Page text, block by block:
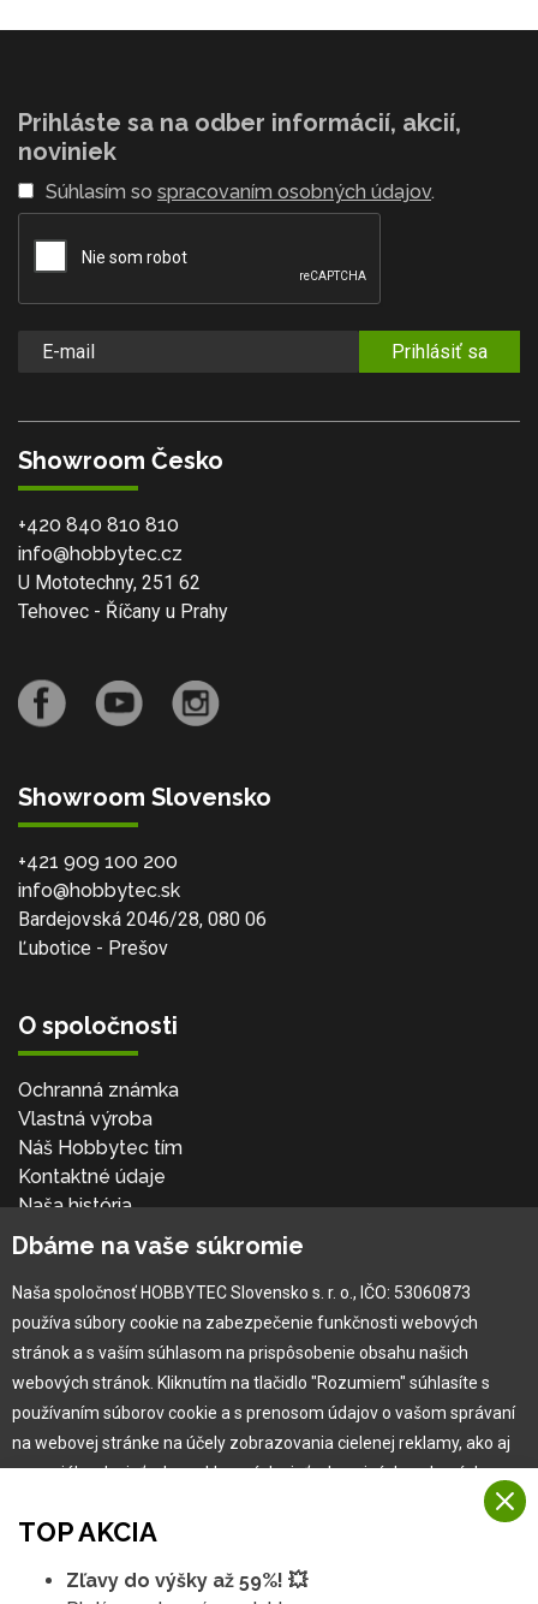
Prihláste sa na odber informácií, akcií,
noviniek
Súhlasím so spracovaním osobných údajov.
Prihlásiť sa
Showroom Česko
+420 840 810 810
info@hobbytec.cz
U Mototechny, 251 62
Tehovec - Říčany u Prahy
Showroom Slovensko
+421 909 100 200
info@hobbytec.sk
Bardejovská 2046/28, 080 06
Ľubotice - Prešov
O spoločnosti
Ochranná známka
Vlastná výroba
Náš Hobbytec tím
Kontaktné údaje
Naša história
Kariéra
Pre zákazníka
Garancia najlepšej ceny
Užívateľský manuál
Obchodné podmienky
Zákazník & partner
Novinky
TOP AKCIA
Zľavy do výšky až 59%! 💥
Dbáme na vaše súkromie
Naša spoločnosť HOBBYTEC Slovensko s. r. o., IČO: 53060873
používa súbory cookie na zabezpečenie funkčnosti webových
stránok a s vaším súhlasom na prispôsobenie obsahu našich
webových stránok. Kliknutím na tlačidlo "Rozumiem" súhlasíte s
používaním súborov cookie a s prenosom údajov o vašom správaní
na webovej stránke na účely zobrazovania cielenej reklamy, ako aj
na sociálnych sieťach a reklamných sieťach na iných webových
Viac informácií
Na našich webových stránkach používame niekoľko kategórií